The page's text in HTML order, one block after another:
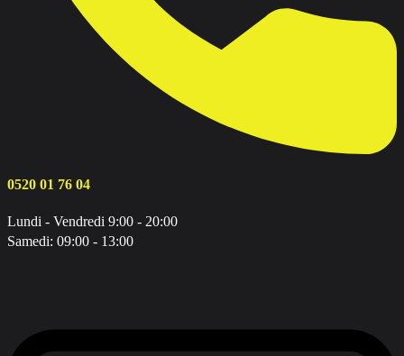
0520 01 76 04
Lundi - Vendredi 9:00 - 20:00
Samedi: 09:00 - 13:00